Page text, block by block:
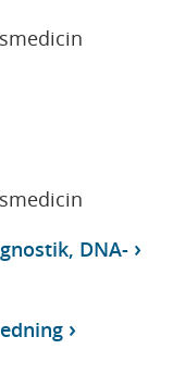
DNA-